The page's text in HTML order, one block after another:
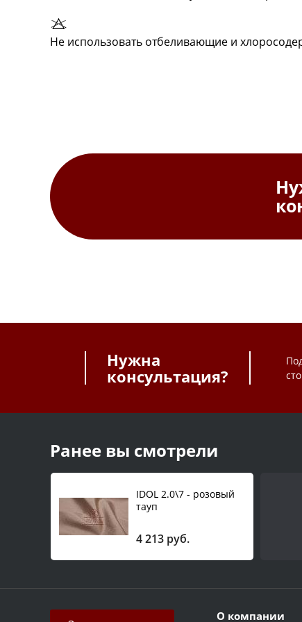
Не использовать отбеливающие и
Нужна
консультация?
Ранее вы смотрели
IDOL 2.0\7 - розовый
тауп
4 213 руб.
О компании